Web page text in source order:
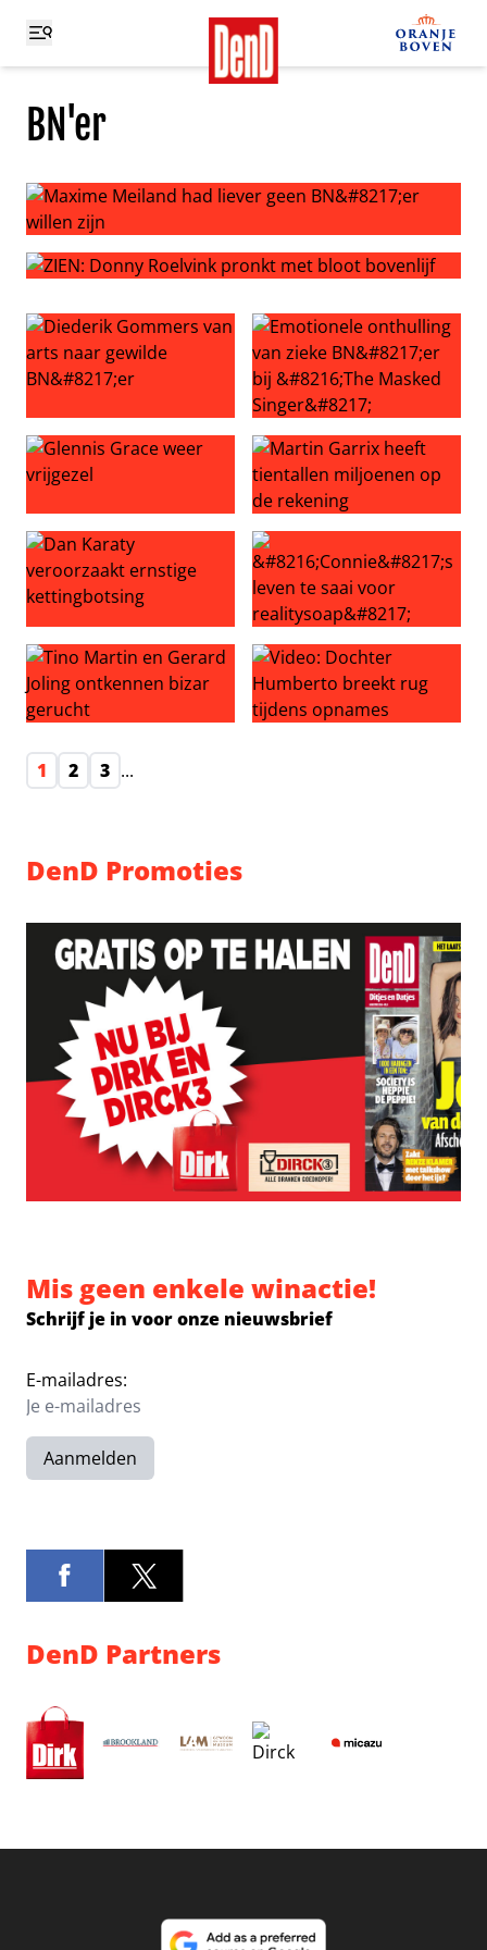
BN'er
Maxime Meiland had liever geen BN’er willen zijn
Diederik Gommers van arts naar gewilde BN’er
Emotionele onthulling van
Glennis Grace weer vrijgezelMartin Garrix heeft
Dan Karaty veroorzaakt ernstige kettingbotsing
‘Connie’s leven te saai voor
1
2 3 ...
DenD Promoties
Mis geen enkele winactie!
Schrijf je in voor onze nieuwsbrief
E-mailadres:
Aanmelden
DenD Partners